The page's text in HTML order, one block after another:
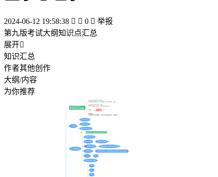
2024-06-12 19:58:38   0  举报
第九版考试大纲知识点汇总
展开
知识汇总
作者其他创作
大纲/内容
为你推荐